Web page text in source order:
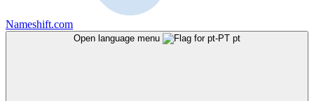
Nameshift.com
Open language menu pt